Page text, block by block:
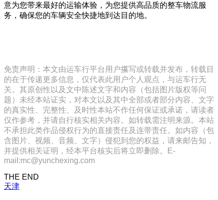
意为您带来最好的运输体验，为您提供高品质的整车物流服
务，确保您的车辆安全快捷地到达目的地。
免责声明：本文由运车行平台用户攥写或转载并发布，转载目
的在于传递更多信息，仅代表此用户个人观点，与运车行无
关。其原创性以及文中陈述文字和内容（包括图片版权等问
题）未经本站证实，对本文以及其中全部或者部分内容、文字
的真实性、完整性、及时性本站不作任何保证或承诺，请读者
仅作参考，并请自行核实相关内容。如转载需注明来源。本站
不承担此类作品侵权行为的直接责任及连带责任。如内容（包
含图片、视频、音频、文字）侵犯到您的权益，请来邮告知，
并提供相关证明，经本平台核实后将立即删除。E-
mail:mc@yunchexing.com
THE END
天津